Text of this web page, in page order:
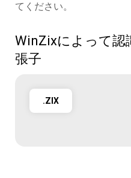
てください。
WinZixによって認
張子
.ZIX